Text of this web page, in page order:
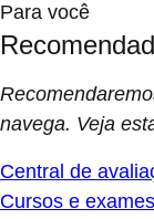
Para você
navega. Veja
Central de
Cursos e exames